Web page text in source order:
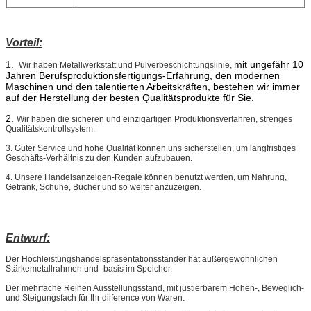
Vorteil:
1. Wir haben Metallwerkstatt und Pulverbeschichtungslinie, mit ungefähr 10
Jahren Berufsproduktionsfertigungs-Erfahrung, den modernen
Maschinen und den talentierten Arbeitskräften, bestehen wir immer
auf der Herstellung der besten Qualitätsprodukte für Sie.
2. Wir haben die sicheren und einzigartigen Produktionsverfahren, strenges
Qualitätskontrollsystem.
3. Guter Service und hohe Qualität können uns sicherstellen, um langfristiges
Geschäfts-Verhältnis zu den Kunden aufzubauen.
4. Unsere Handelsanzeigen-Regale können benutzt werden, um Nahrung,
Getränk, Schuhe, Bücher und so weiter anzuzeigen.
Entwurf:
Der Hochleistungshandelspräsentationsständer hataußergewöhnlichen
Stärkemetallrahmen und -basis im Speicher.
Der mehrfache Reihen Ausstellungsstand, mit justierbarem Höhen-, Beweglich-
und Steigungsfach für Ihr diiference von Waren.